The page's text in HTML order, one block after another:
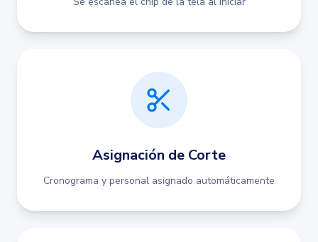
Asignación de Corte
Cronograma y personal asignado automáticamente